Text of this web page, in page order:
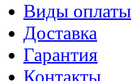
Виды оплаты
Доставка
Гарантия
Контакты